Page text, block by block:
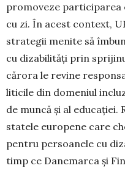
promoveze parti­ci­pa­rea
cu zi. În acest context,
strategii menite să
cu dizabilități prin
cărora le revine
li­ticile din domeniul
de muncă și al
statele europene care
pentru persoanele cu
timp ce Da­nemarca și